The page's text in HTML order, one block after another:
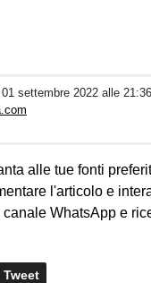
settembre 2022 alle 21:36
alle tue fonti
l'articolo e
canale WhatsApp e
Tweet